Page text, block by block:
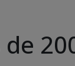
de